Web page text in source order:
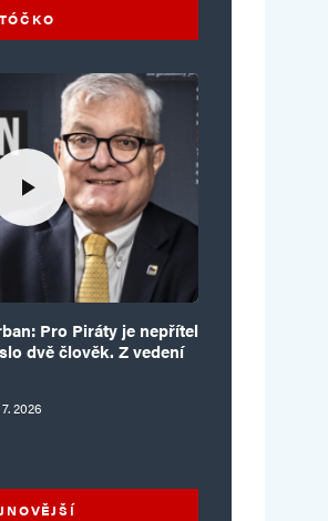
TÓČKO
Pro Piráty je nepřítel
dvě člověk. Z vedení
2026